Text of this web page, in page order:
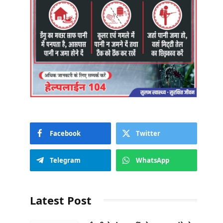
Facebook Twitter
Telegram WhatsApp
Latest Post